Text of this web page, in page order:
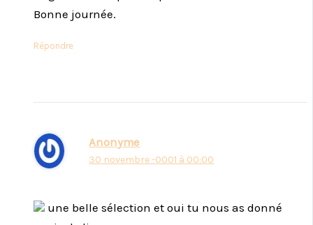
Bonne journée.
Répondre
Anonyme
30 novembre -0001 à 00:00
une belle sélection et oui tu nous as donné